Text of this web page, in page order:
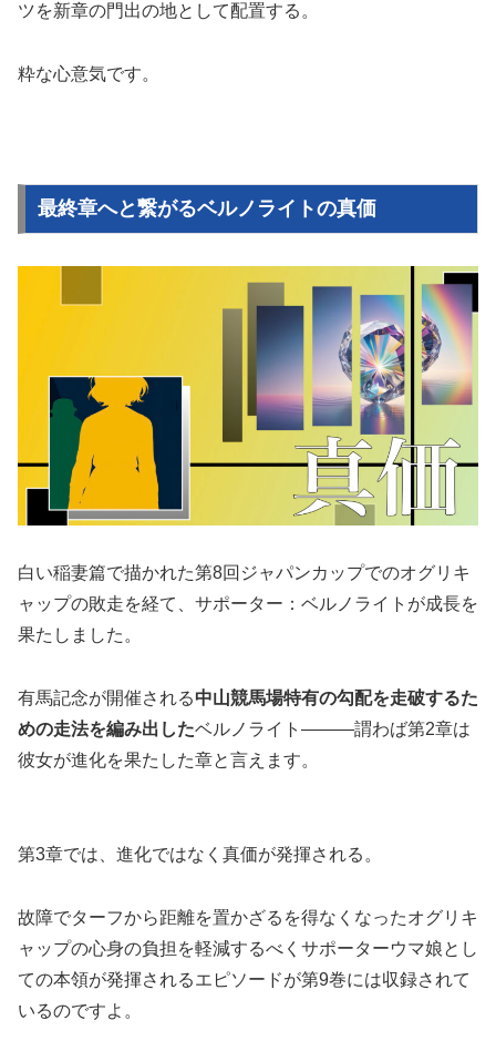
ツを新章の門出の地として配置する。
粋な心意気です。
最終章へと繋がるベルノライトの真価
白い稲妻篇で描かれた第8回ジャパンカップでのオグリキ
ャップの敗走を経て、サポーター：ベルノライトが成長を
果たしました。
有馬記念が開催される中山競馬場特有の勾配を走破するた
めの走法を編み出したベルノライト―――謂わば第2章は
彼女が進化を果たした章と言えます。
第3章では、進化ではなく真価が発揮される。
故障でターフから距離を置かざるを得なくなったオグリキ
ャップの心身の負担を軽減するべくサポーターウマ娘とし
ての本領が発揮されるエピソードが第9巻には収録されて
いるのですよ。